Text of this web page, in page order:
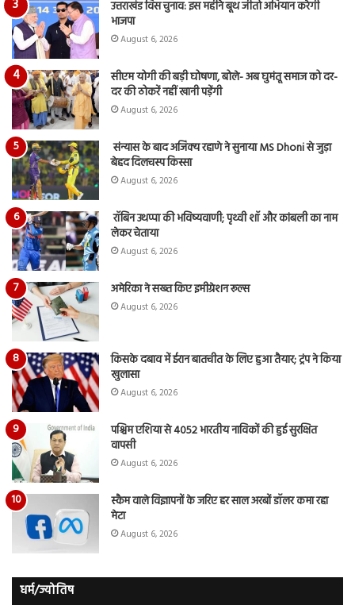
उत्तराखंड विस चुनाव: इस महीने बूथ जीतो अभियान करेगी
भाजपा
August 6, 2026
सीएम योगी की बड़ी घोषणा, बोले- अब घुमंतू समाज को दर-
दर की ठोकरें नहीं खानी पड़ेंगी
August 6, 2026
संन्यास के बाद अजिंक्‍य रहाणे ने सुनाया MS Dhoni से जुड़ा
बेहद दिलचस्प किस्सा
August 6, 2026
रॉबिन उथप्पा की भविष्यवाणी; पृथ्वी शॉ और कांबली का नाम
लेकर चेताया
August 6, 2026
अमेरिका ने सख्त किए इमीग्रेशन रूल्स
August 6, 2026
किसके दबाव में ईरान बातचीत के लिए हुआ तैयार; ट्रंप ने किया
खुलासा
August 6, 2026
पश्चिम एशिया से 4052 भारतीय नाविकों की हुई सुरक्षित
वापसी
August 6, 2026
स्कैम वाले विज्ञापनों के जरिए हर साल अरबों डॉलर कमा रहा
मेटा
August 6, 2026
धर्म/ज्योतिष